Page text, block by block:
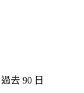
過去 90 日